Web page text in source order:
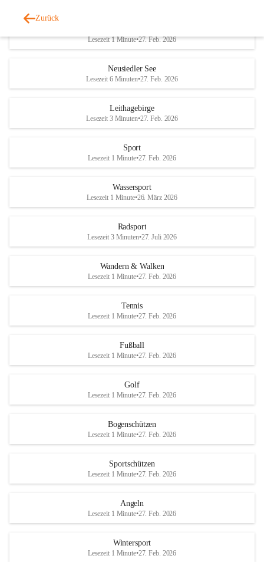
Zurück
Lesezeit 1 Minute•27. Feb. 2026
Neusiedler See
Lesezeit 6 Minuten•27. Feb. 2026
Leithagebirge
Lesezeit 3 Minuten•27. Feb. 2026
Sport
Lesezeit 1 Minute•27. Feb. 2026
Wassersport
Lesezeit 1 Minute•26. März 2026
Radsport
Lesezeit 3 Minuten•27. Juli 2026
Wandern & Walken
Lesezeit 1 Minute•27. Feb. 2026
Tennis
Lesezeit 1 Minute•27. Feb. 2026
Fußball
Lesezeit 1 Minute•27. Feb. 2026
Golf
Lesezeit 1 Minute•27. Feb. 2026
Bogenschützen
Lesezeit 1 Minute•27. Feb. 2026
Sportschützen
Lesezeit 1 Minute•27. Feb. 2026
Angeln
Lesezeit 1 Minute•27. Feb. 2026
Wintersport
Lesezeit 1 Minute•27. Feb. 2026